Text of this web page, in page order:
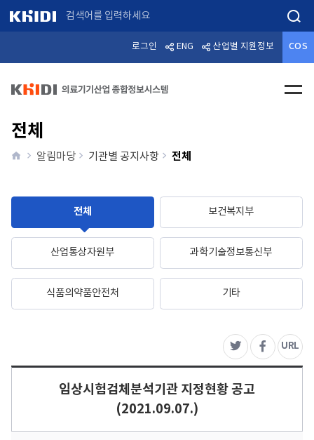
로그인 ENG 산업별 지원정보 COS
전체메
전체
home알림마당 기관별 공지사항 전체
전체 보건복지부
산업통상자원부 과학기술정보통신부
식품의약품안전처 기타
트위터페이스북
URL주
임상시험검체분석기관 지정현황 공고
(2021.09.07.)